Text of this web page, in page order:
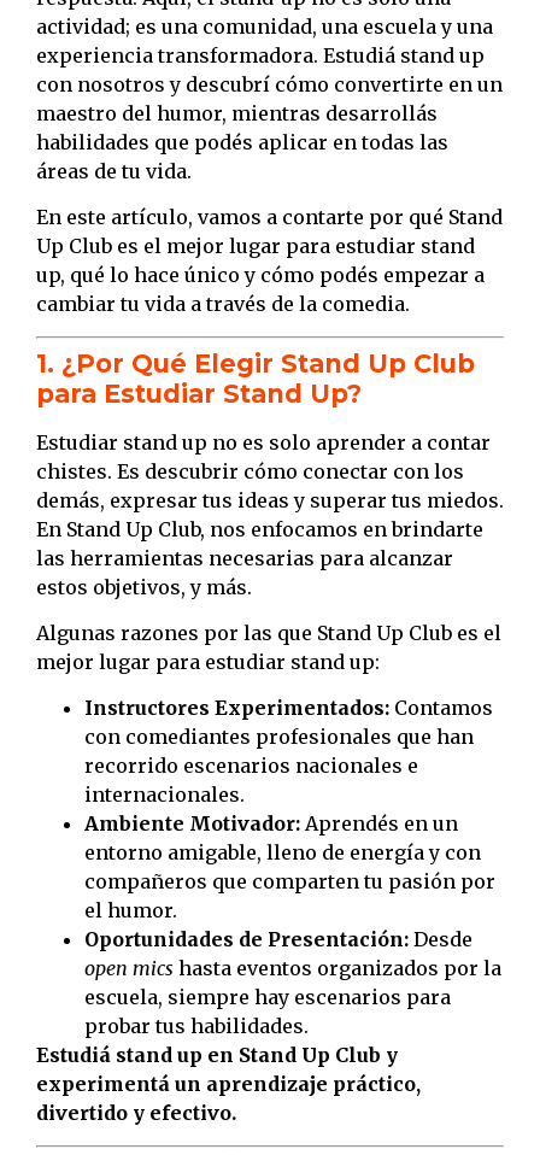
actividad; es una comunidad, una escuela y una
experiencia transformadora. Estudiá stand up
con nosotros y descubrí cómo convertirte en un
maestro del humor, mientras desarrollás
habilidades que podés aplicar en todas las
áreas de tu vida.
En este artículo, vamos a contarte por qué Stand
Up Club es el mejor lugar para estudiar stand
up, qué lo hace único y cómo podés empezar a
cambiar tu vida a través de la comedia.
1. ¿Por Qué Elegir Stand Up Club
para Estudiar Stand Up?
Estudiar stand up no es solo aprender a contar
chistes. Es descubrir cómo conectar con los
demás, expresar tus ideas y superar tus miedos.
En Stand Up Club, nos enfocamos en brindarte
las herramientas necesarias para alcanzar
estos objetivos, y más.
Algunas razones por las que Stand Up Club es el
mejor lugar para estudiar stand up:
Instructores Experimentados: Contamos
con comediantes profesionales que han
recorrido escenarios nacionales e
internacionales.
Ambiente Motivador: Aprendés en un
entorno amigable, lleno de energía y con
compañeros que comparten tu pasión por
el humor.
Oportunidades de Presentación: Desde
open mics hasta eventos organizados por la
escuela, siempre hay escenarios para
probar tus habilidades.
Estudiá stand up en Stand Up Club y
experimentá un aprendizaje práctico,
divertido y efectivo.